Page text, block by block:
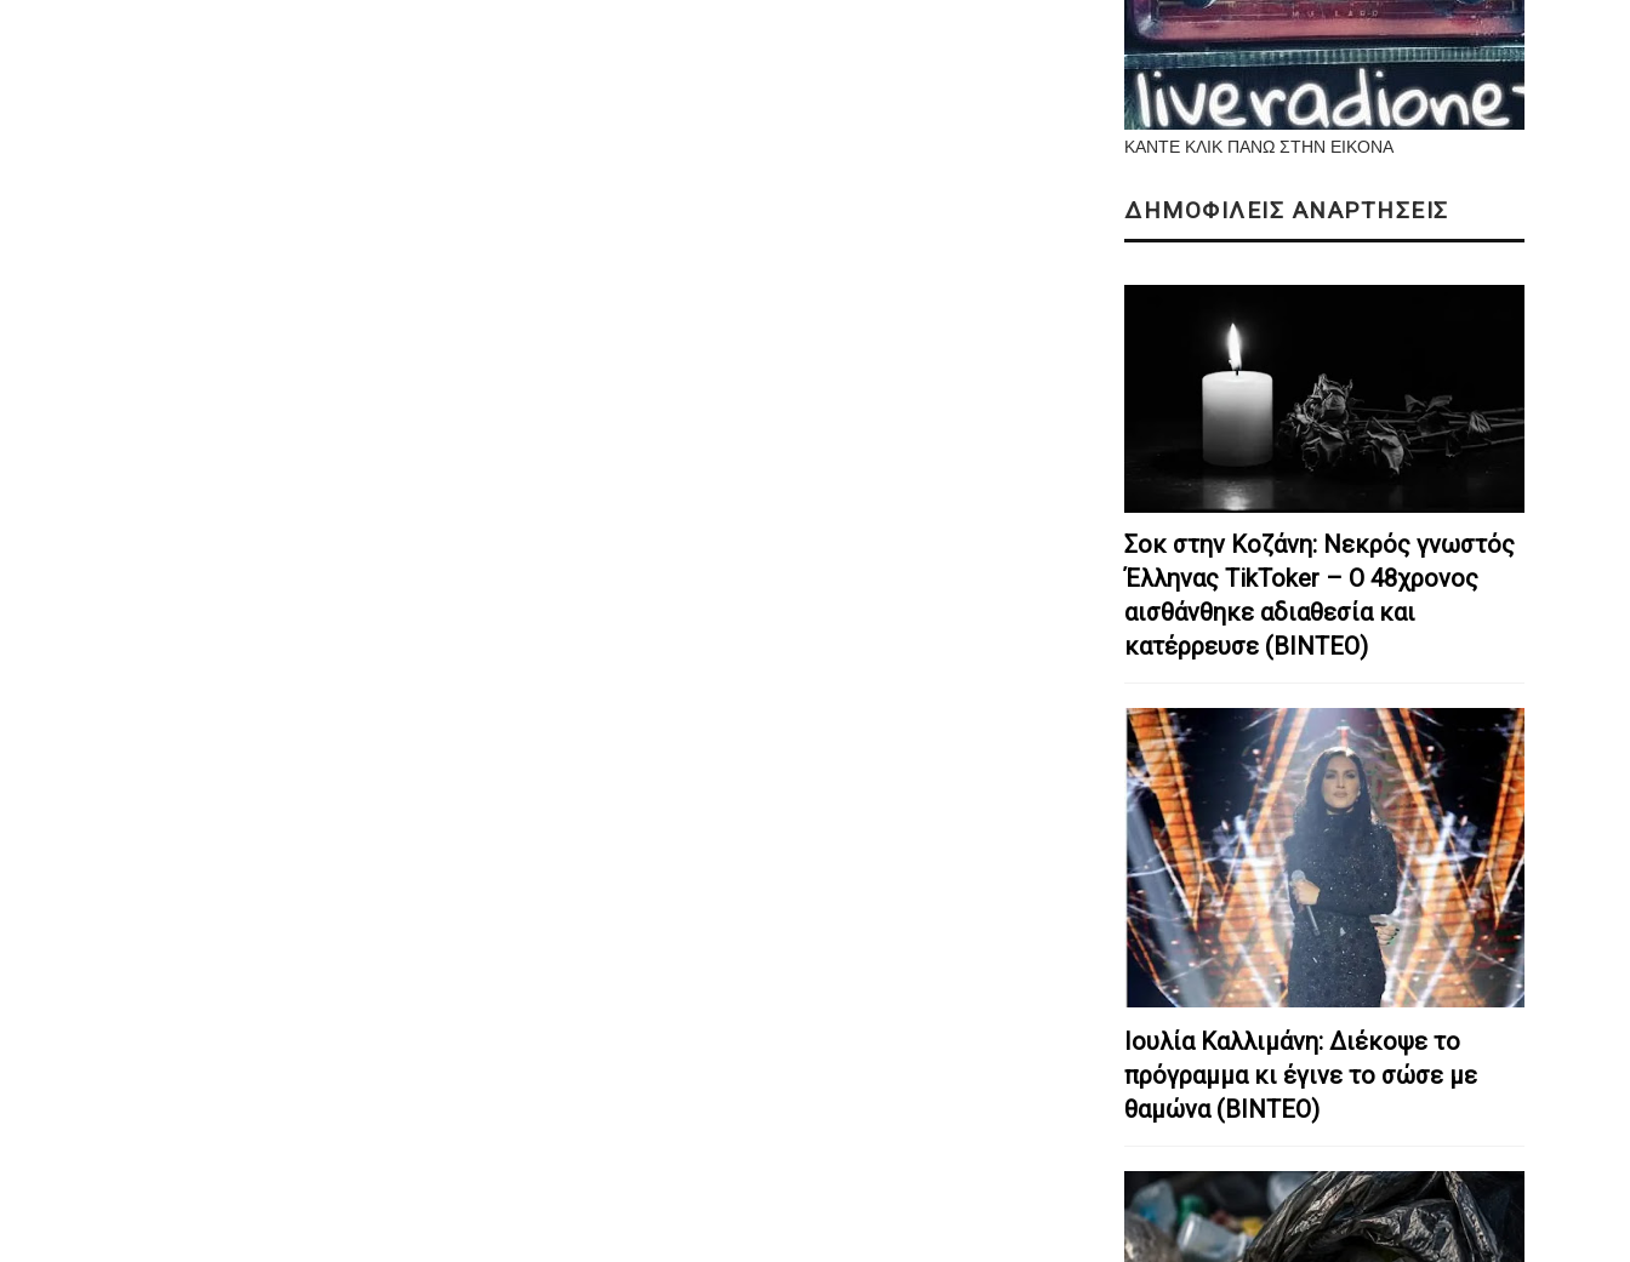
ΚΑΝΤΕ ΚΛΙΚ ΠΑΝΩ ΣΤΗΝ ΕΙΚΟΝΑ
ΔΗΜΟΦΙΛΕΙΣ ΑΝΑΡΤΗΣΕΙΣ
Σοκ στην Κοζάνη: Nεκρός γνωστός
Έλληνας TikToker – Ο 48χρονος
αισθάνθηκε αδιαθεσία και
κατέρρευσε (ΒΙΝΤΕΟ)
Ιουλία Καλλιμάνη: Διέκοψε το
πρόγραμμα κι έγινε το σώσε με
θαμώνα (ΒΙΝΤΕΟ)